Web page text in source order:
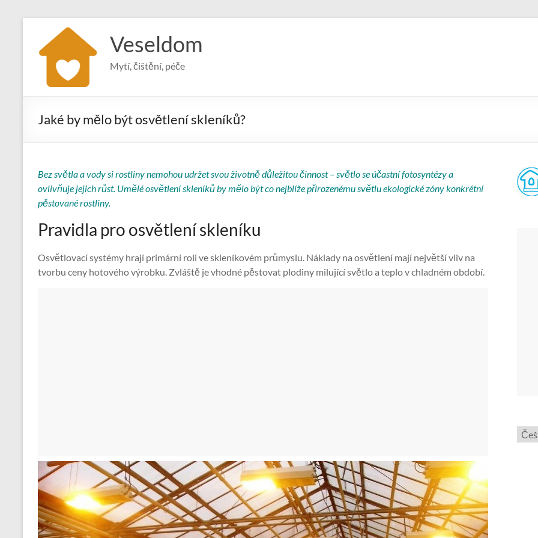
content
Veseldom
Mytí, čištění, péče
Jaké by mělo být osvětlení skleníků?
Bez světla a vody si rostliny nemohou udržet svou životně důležitou činnost – světlo se účastní fotosyntézy a
ovlivňuje jejich růst. Umělé osvětlení skleníků by mělo být co nejblíže přirozenému světlu ekologické zóny konkrétní
pěstované rostliny.
Pravidla pro osvětlení skleníku
Osvětlovací systémy hrají primární roli ve skleníkovém průmyslu. Náklady na osvětlení mají největší vliv na
tvorbu ceny hotového výrobku. Zvláště je vhodné pěstovat plodiny milující světlo a teplo v chladném období.
jazyk